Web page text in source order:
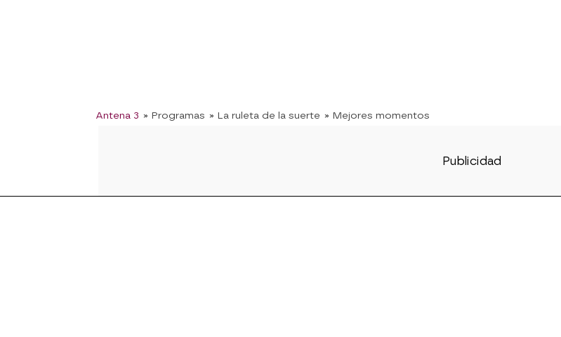
Antena 3 » Programas » La ruleta de la suerte » Mejores momentos